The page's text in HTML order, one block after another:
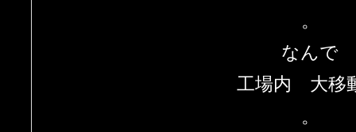
。
なんで
工場内 大移
。